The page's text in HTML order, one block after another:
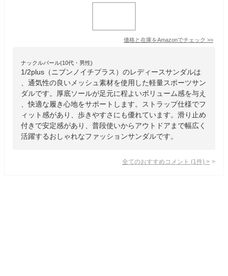
価格と在庫をAmazonでチェック >>
ナックルバール(10代・男性)
1/2plus（ニブンノイチプラス）のレディースサンダルは
、通気性の良いメッシュ素材を使用した軽量スポーツサン
ダルです。厚底ソールが足元に程よいボリューム感を与え
、快適な履き心地をサポートします。ストラップ仕様でフ
ィット感があり、歩きやすさにも優れています。滑り止め
付きで安定感があり、普段使いからアウトドアまで幅広く
活躍するおしゃれなファッションサンダルです。
全てのおすすめコメント (1 件) >